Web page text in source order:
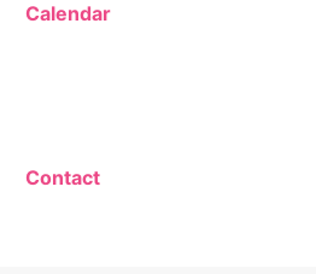
Calendar
Contact